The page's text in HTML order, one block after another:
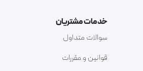
خدمات مشتریان
سوالات متداول
قوانین و مقررات